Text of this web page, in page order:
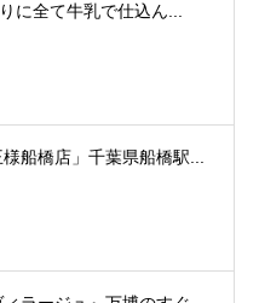
に全て牛乳で仕込ん...
船橋店」千葉県船橋駅...